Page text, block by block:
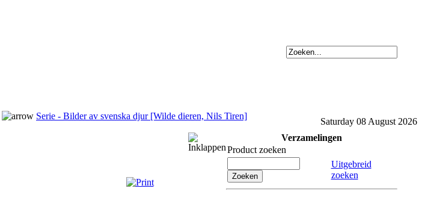
Serie - Bilder av svenska djur [Wilde dieren, Nils Tiren]
Saturday 08 August 2026
Verzamelingen
Product zoeken
Uitgebreid
zoeken